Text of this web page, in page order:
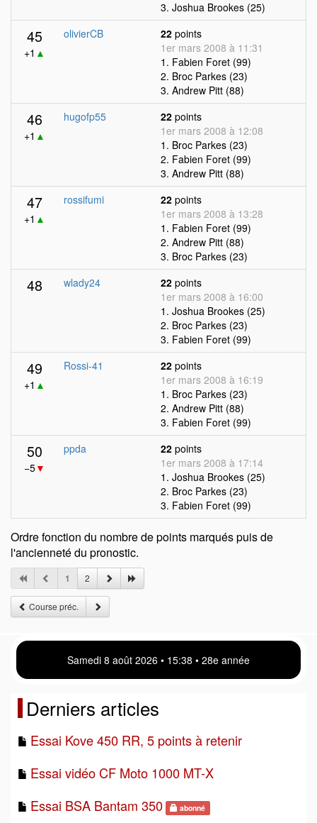
3. Joshua Brookes (25)
45
+1 ▲
olivierCB 22 points
1er mars 2008 à 11:31
1. Fabien Foret (99)
2. Broc Parkes (23)
3. Andrew Pitt (88)
46
+1 ▲
hugofp55 22 points
1er mars 2008 à 12:08
1. Broc Parkes (23)
2. Fabien Foret (99)
3. Andrew Pitt (88)
47
+1 ▲
rossifumi 22 points
1er mars 2008 à 13:28
1. Fabien Foret (99)
2. Andrew Pitt (88)
3. Broc Parkes (23)
48 wlady24 22 points
1er mars 2008 à 16:00
1. Joshua Brookes (25)
2. Broc Parkes (23)
3. Fabien Foret (99)
49
+1 ▲
Rossi-41 22 points
1er mars 2008 à 16:19
1. Broc Parkes (23)
2. Andrew Pitt (88)
3. Fabien Foret (99)
50
−5▼
ppda 22 points
1er mars 2008 à 17:14
1. Joshua Brookes (25)
2. Broc Parkes (23)
3. Fabien Foret (99)
Ordre fonction du nombre de points marqués puis de
l'ancienneté du pronostic.
1 2
Course préc.
Samedi 8 août 2026 • 15 38 • 28e année
Derniers articles
Essai Kove 450 RR, 5 points à retenir
Essai vidéo CF Moto 1000 MT-X
Essai BSA Bantam 350
abonné